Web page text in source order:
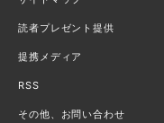
読者プレゼント提供
提携メディア
RSS
その他、お問い合わせ